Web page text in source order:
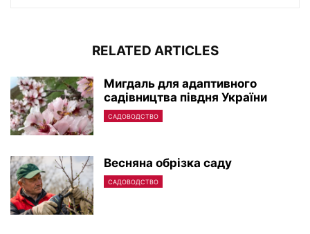
RELATED ARTICLES
Мигдаль для адаптивного
садівництва півдня України
САДОВОДСТВО
Весняна обрізка саду
САДОВОДСТВО